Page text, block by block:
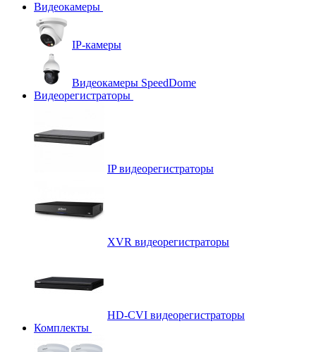
Видеокамеры
IP-камеры
Видеокамеры SpeedDome
Видеорегистраторы
IP видеорегистраторы
XVR видеорегистраторы
HD-CVI видеорегистраторы
Комплекты